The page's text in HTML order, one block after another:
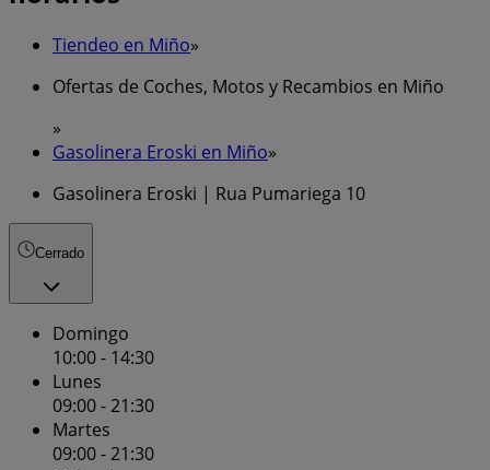
Tiendeo en Miño»
Ofertas de Coches, Motos y Recambios en Miño
»
Gasolinera Eroski en Miño»
Gasolinera Eroski | Rua Pumariega 10
Cerrado
Domingo
10:00 - 14:30
Lunes
09:00 - 21:30
Martes
09:00 - 21:30